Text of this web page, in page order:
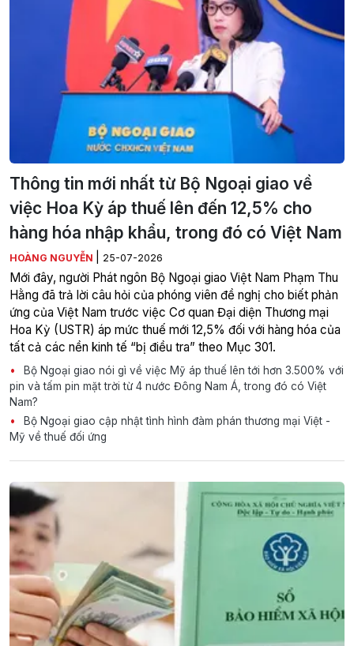
Thông tin mới nhất từ Bộ Ngoại giao về
việc Hoa Kỳ áp thuế lên đến 12,5% cho
hàng hóa nhập khẩu, trong đó có Việt Nam
HOÀNG NGUYỄN 25-07-2026
Mới đây, người Phát ngôn Bộ Ngoại giao Việt Nam Phạm Thu
Hằng đã trả lời câu hỏi của phóng viên đề nghị cho biết phản
ứng của Việt Nam trước việc Cơ quan Đại diện Thương mại
Hoa Kỳ (USTR) áp mức thuế mới 12,5% đối với hàng hóa của
tất cả các nền kinh tế “bị điều tra” theo Mục 301.
Bộ Ngoại giao nói gì về việc Mỹ áp thuế lên tới hơn 3.500% với
pin và tấm pin mặt trời từ 4 nước Đông Nam Á, trong đó có Việt
Nam?
Bộ Ngoại giao cập nhật tình hình đàm phán thương mại Việt -
Mỹ về thuế đối ứng